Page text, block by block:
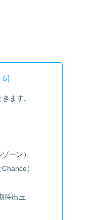
ます。
ーン）
）
待出玉